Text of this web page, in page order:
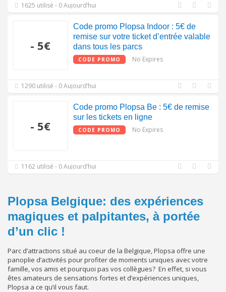
1625 utilisé - 0 Aujourd’hui
- 5€
Code promo Plopsa Indoor : 5€ de
remise sur votre ticket d’entrée valable
dans tous les parcs
CODE PROMO No Expires
1290 utilisé - 0 Aujourd’hui
- 5€
Code promo Plopsa Be : 5€ de remise
sur les tickets en ligne
CODE PROMO No Expires
1162 utilisé - 0 Aujourd’hui
Plopsa Belgique: des expériences
magiques et palpitantes, à portée
d’un clic !
Parc d’attractions situé au coeur de la Belgique, Plopsa offre une
panoplie d’activités pour profiter de moments uniques avec votre
famille, vos amis et pourquoi pas vos collègues? En effet, si vous
êtes amateurs de sensations fortes et d’expériences uniques,
Plopsa a ce qu’il vous faut.